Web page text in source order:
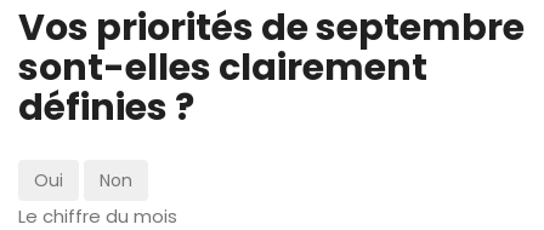
Vos priorités de septembre
sont-elles clairement
définies ?
Oui Non
Le chiffre du mois